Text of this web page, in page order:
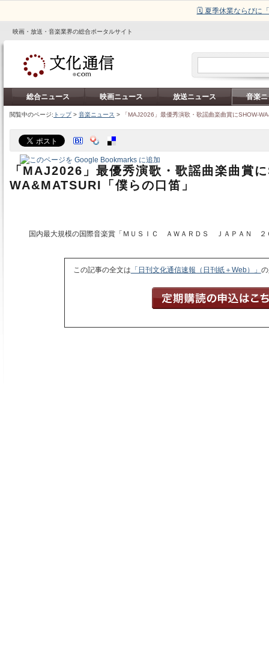
🗓️ 夏季休業ならびに
映画・放送・音楽業界の総合ポータルサイト
総合ニュース 映画ニュース 放送ニュース 音楽
閲覧中のページ: トップ> 音楽ニュース > 「MAJ2026」最優秀演歌・歌謡曲楽曲賞にSHOW-
「MAJ2026」最優秀演歌・歌謡曲楽曲賞
WA&MATSURI「僕らの口笛」
国内最大規模の国際音楽賞「ＭＵＳＩＣ ＡＷＡＲＤＳ ＪＡＰＡＮ
この記事の全文は 「日刊文化通信速報（日刊紙＋Web）」